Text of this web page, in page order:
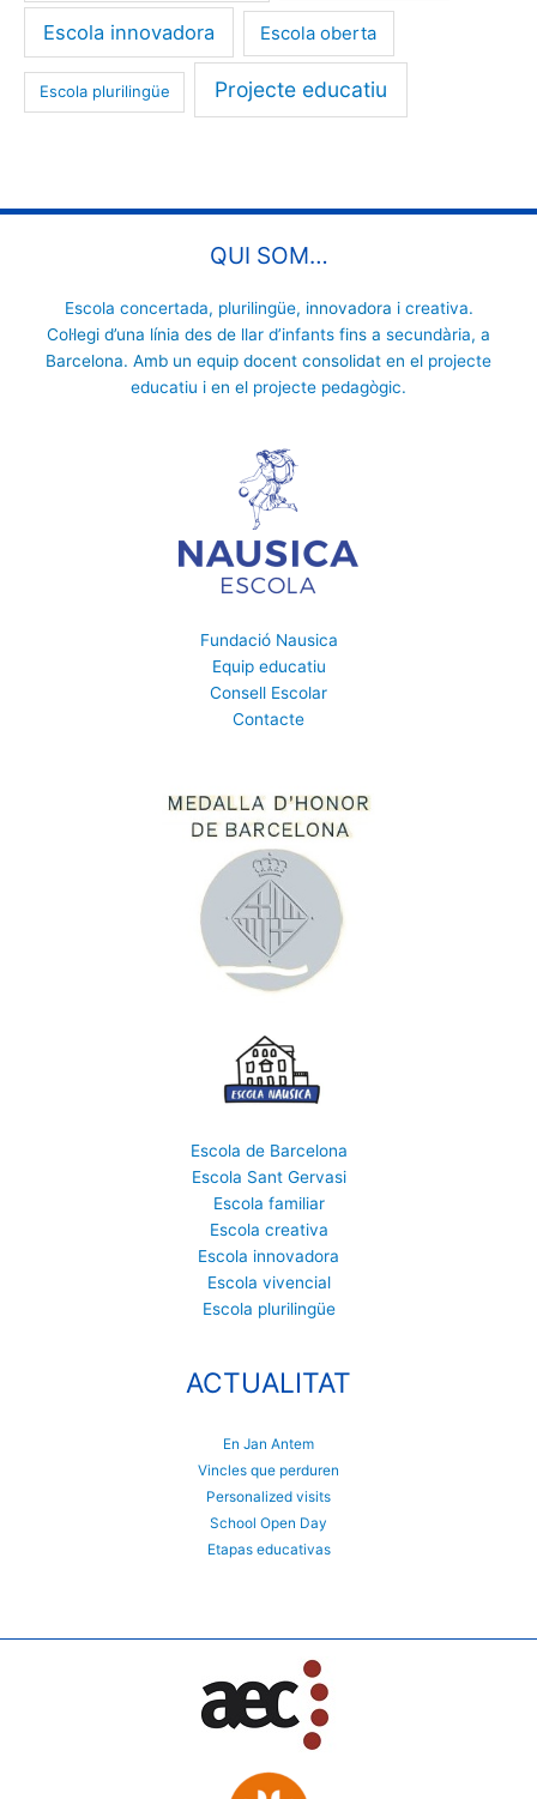
Escola innovadora Escola oberta
Escola plurilingüe Projecte educatiu
QUI SOM…
Escola concertada, plurilingüe, innovadora i creativa.
Col·legi d’una línia des de llar d’infants fins a secundària, a
Barcelona. Amb un equip docent consolidat en el projecte
educatiu i en el projecte pedagògic.
Fundació Nausica
Equip educatiu
Consell Escolar
Contacte
Escola de Barcelona
Escola Sant Gervasi
Escola familiar
Escola creativa
Escola innovadora
Escola vivencial
Escola plurilingüe
ACTUALITAT
En Jan Antem
Vincles que perduren
Personalized visits
School Open Day
Etapas educativas